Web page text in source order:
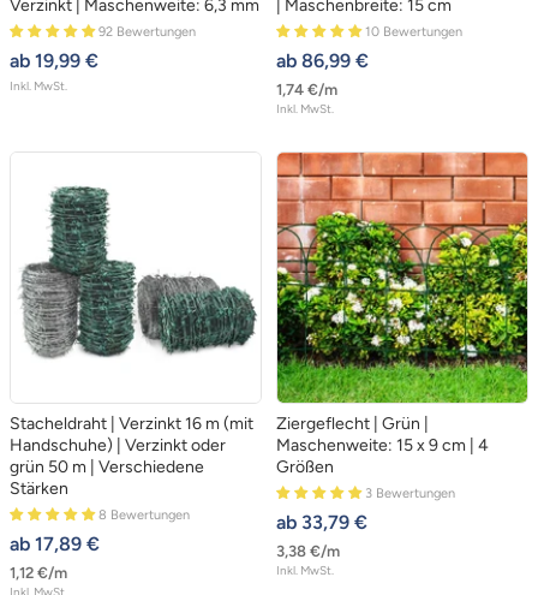
Verzinkt | Maschenweite: 6,3 mm
92 Bewertungen
angebotspreis
ab 19,99 €
Inkl. MwSt.
| Maschenbreite: 15 cm
10 Bewertungen
angebotspreis
ab 86,99 €
1,74 €/m
Inkl. MwSt.
Stacheldraht | Verzinkt 16 m (mit
Handschuhe) | Verzinkt oder
grün 50 m | Verschiedene
Stärken
8 Bewertungen
angebotspreis
ab 17,89 €
1,12 €/m
Ziergeflecht | Grün |
Maschenweite: 15 x 9 cm | 4
Größen
3 Bewertungen
angebotspreis
ab 33,79 €
3,38 €/m
Inkl. MwSt.